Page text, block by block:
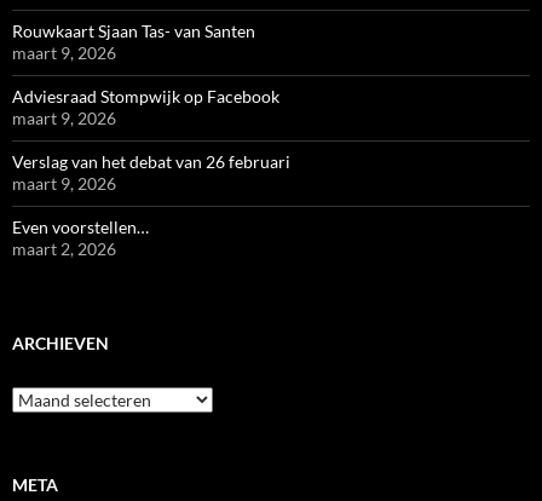
Rouwkaart Sjaan Tas- van Santen
maart 9, 2026
Adviesraad Stompwijk op Facebook
maart 9, 2026
Verslag van het debat van 26 februari
maart 9, 2026
Even voorstellen…
maart 2, 2026
ARCHIEVEN
Archieven
META